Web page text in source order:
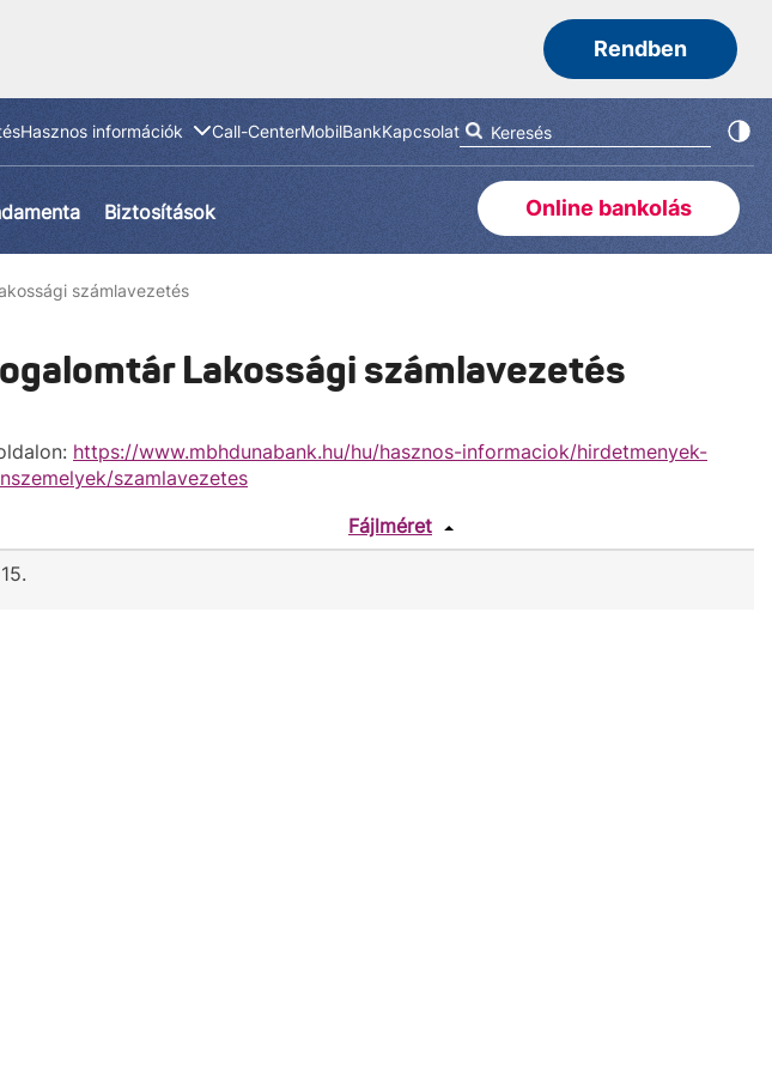
Rendben
Hasznos információk Call-CenterMobilBankKapcsolat
Biztosítások Online bankolás
számlavezetés
Lakossági számlavezetés
https://www.mbhdunabank.hu/hu/hasznos-informaciok/hirdetmenyek-
szamlavezetes
Fájlméret